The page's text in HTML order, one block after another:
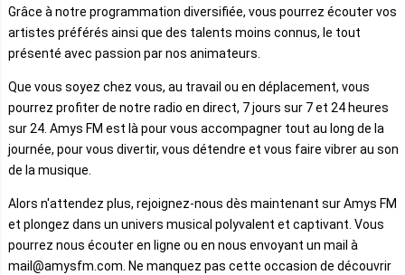
Grâce à notre programmation diversifiée, vous pourrez écouter vos
artistes préférés ainsi que des talents moins connus, le tout
présenté avec passion par nos animateurs.
Que vous soyez chez vous, au travail ou en déplacement, vous
pourrez profiter de notre radio en direct, 7 jours sur 7 et 24 heures
sur 24. Amys FM est là pour vous accompagner tout au long de la
journée, pour vous divertir, vous détendre et vous faire vibrer au son
de la musique.
Alors n'attendez plus, rejoignez-nous dès maintenant sur Amys FM
et plongez dans un univers musical polyvalent et captivant. Vous
pourrez nous écouter en ligne ou en nous envoyant un mail à
mail@amysfm.com. Ne manquez pas cette occasion de découvrir